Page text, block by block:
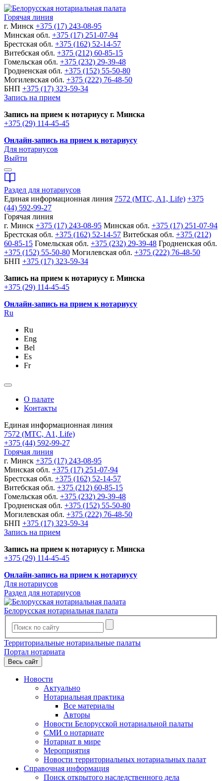
Горячая линия
г. Минск +375 (17) 243-08-95
Минская обл. +375 (17) 251-07-94
Брестская обл. +375 (162) 52-14-57
Витебская обл. +375 (212) 60-85-15
Гомельская обл. +375 (232) 29-39-48
Гродненская обл. +375 (152) 55-50-80
Могилевская обл. +375 (222) 76-48-50
БНП +375 (17) 323-59-34
Запись на прием
Запись на прием к нотариусу г. Минска
+375 (29) 114-45-45
Онлайн-запись на прием к нотариусу
Для нотариусов
Выйти
Раздел для нотариусов
Единая информационная линия 7572 (МТС, A1, Life) +375
(44) 592-99-27
Горячая линия
г. Минск +375 (17) 243-08-95 Минская обл. +375 (17) 251-07-94
Брестская обл. +375 (162) 52-14-57 Витебская обл. +375 (212)
60-85-15 Гомельская обл. +375 (232) 29-39-48 Гродненская обл.
+375 (152) 55-50-80 Могилевская обл. +375 (222) 76-48-50
БНП +375 (17) 323-59-34
Запись на прием к нотариусу г. Минска
+375 (29) 114-45-45
Онлайн-запись на прием к нотариусу
Ru
Ru
Eng
Bel
Es
Fr
О палате
Контакты
Единая информационная линия
7572 (МТС, A1, Life)
+375 (44) 592-99-27
Горячая линия
г. Минск +375 (17) 243-08-95
Минская обл. +375 (17) 251-07-94
Брестская обл. +375 (162) 52-14-57
Витебская обл. +375 (212) 60-85-15
Гомельская обл. +375 (232) 29-39-48
Гродненская обл. +375 (152) 55-50-80
Могилевская обл. +375 (222) 76-48-50
БНП +375 (17) 323-59-34
Запись на прием
Запись на прием к нотариусу г. Минска
+375 (29) 114-45-45
Онлайн-запись на прием к нотариусу
Для нотариусов
Раздел для нотариусов
Белорусская нотариальная палата
Территориальные нотариальные палаты
Портал нотариата
Весь сайт
Новости
Актуально
Нотариальная практика
Все материалы
Авторы
Новости Белорусской нотариальной палаты
СМИ о нотариате
Нотариат в мире
Мероприятия
Новости территориальных нотариальных палат
Справочная информация
Поиск открытого наследственного дела